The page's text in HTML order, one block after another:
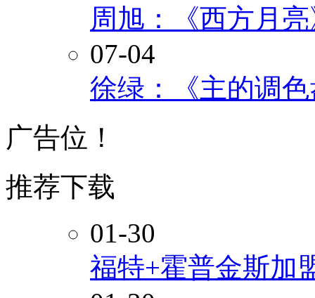
周旭：《西方月
07-04
徐绿：《主的调
广告位！
推荐下载
01-30
福特+霍普金斯加